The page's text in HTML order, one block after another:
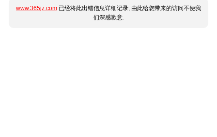
www.365jz.com 已经将此出错信息详细记录, 由此给您带来的访问不便我
们深感歉意.